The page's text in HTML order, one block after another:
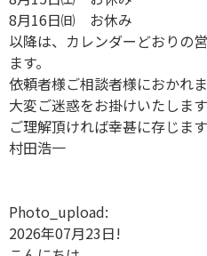
8月16日㈰ お休み
以降は、カレンダーどおりの
ます。
依頼者様ご相談者様におかれま
大変ご迷惑をお掛けいたしま
ご理解頂ければ幸甚に存じます
村田浩一
Photo_upload:
2026年07月23日!